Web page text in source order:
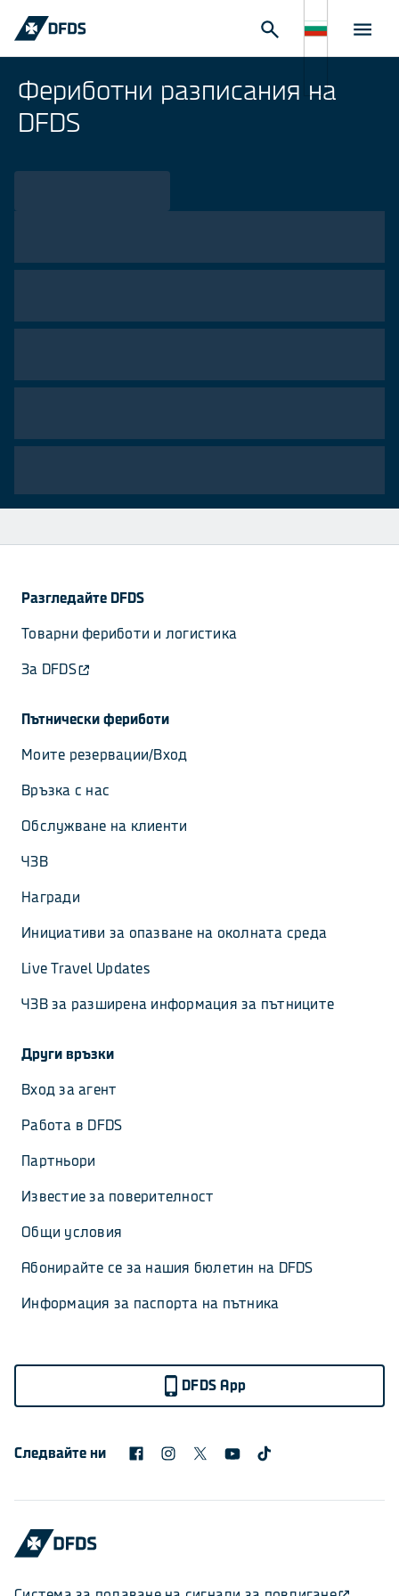
Фериботни разписания на
DFDS
Разгледайте DFDS
Товарни фериботи и логистика
За DFDS
Пътнически фериботи
Моите резервации/Вход
Връзка с нас
Обслужване на клиенти
ЧЗВ
Награди
Инициативи за опазване на околната среда
Live Travel Updates
ЧЗВ за разширена информация за пътниците
Други връзки
Вход за агент
Работа в DFDS
Партньори
Известие за поверителност
Общи условия
Абонирайте се за нашия бюлетин на DFDS
Информация за паспорта на пътника
DFDS App
Следвайте ни